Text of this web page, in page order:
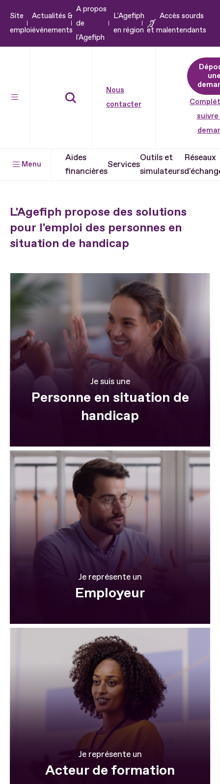
Aller
Site
emploi
Actualités &
événements
A propos
de
l'Agefiph
L'Agefiph
en région
Accès sourds
et malentendants
Nous
contacter
suivre
Menu
Aides
financières
Services
Outils et
simulateurs
Réseaux
L'Agefiph propose des solutions
pour l'emploi des personnes en
situation de handicap
Je suis une
Personne en situation de
handicap
Je représente un
Employeur
Je représente un
Acteur de formation